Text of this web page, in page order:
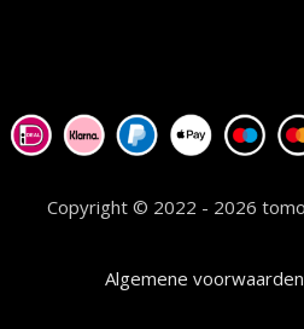
Copyright © 2022 - 2026
Algemene voorwaarden